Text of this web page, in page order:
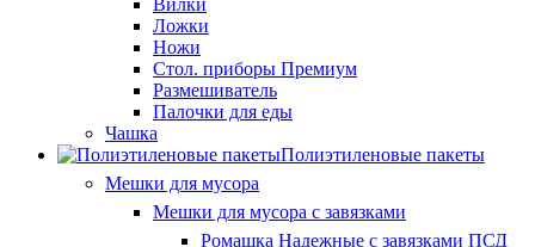
Вилки
Ложки
Ножи
Стол. приборы Премиум
Размешиватель
Палочки для еды
Чашка
Полиэтиленовые пакеты
Мешки для мусора
Мешки для мусора с завязками
Ромашка Надежные с завязками ПСД